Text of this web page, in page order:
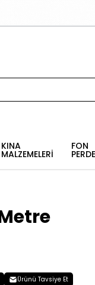
KINA
MALZEMELERİ
FON
Ürünü Tavsiye Et